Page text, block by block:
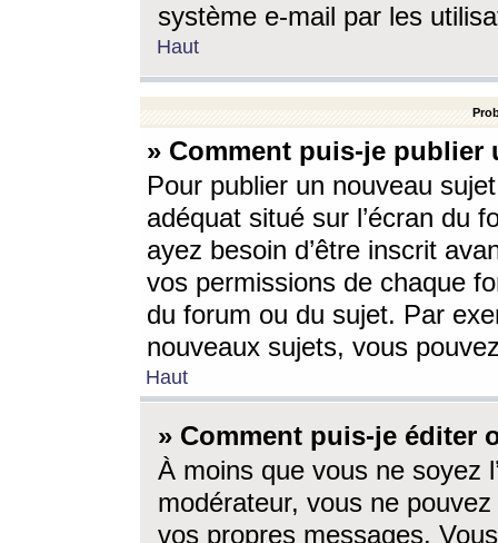
système e-mail par les
Haut
» Comment puis-je
Pour publier un nouveau
adéquat situé sur l’écran du
ayez besoin d’être inscrit
vos permissions de chaque
du forum ou du sujet. Par
nouveaux sujets, vous
Haut
» Comment puis-je éditer
À moins que vous ne soyez
modérateur, vous ne
vos propres messages.